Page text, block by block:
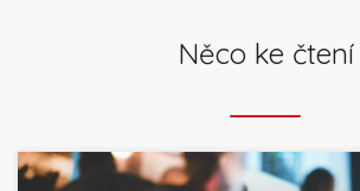
Něco ke čtení